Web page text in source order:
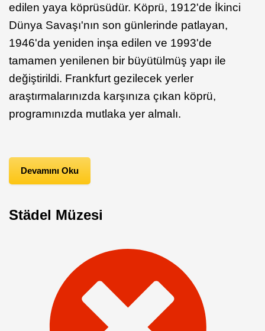
edilen yaya köprüsüdür. Köprü, 1912'de İkinci
Dünya Savaşı'nın son günlerinde patlayan,
1946'da yeniden inşa edilen ve 1993'de
tamamen yenilenen bir büyütülmüş yapı ile
değiştirildi. Frankfurt gezilecek yerler
araştırmalarınızda karşınıza çıkan köprü,
programınızda mutlaka yer almalı.
Devamını Oku
Städel Müzesi